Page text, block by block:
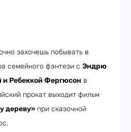
захочешь побывать в
семейного фэнтези с Эндрю
Ребеккой Фергюсон в
прокат выходит фильм
дереву» при сказочной